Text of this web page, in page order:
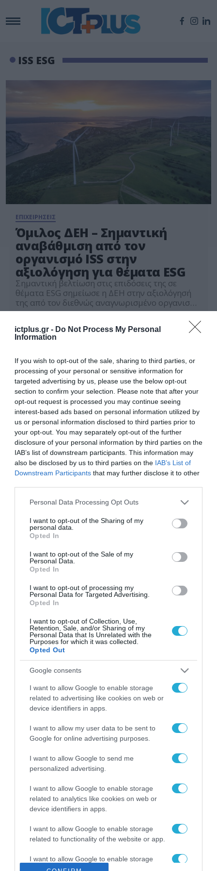
ictplus.gr - Do Not Process My Personal
Information
If you wish to opt-out of the sale, sharing to third parties, or
processing of your personal or sensitive information for
targeted advertising by us, please use the below opt-out
section to confirm your selection. Please note that after your
opt-out request is processed you may continue seeing
interest-based ads based on personal information utilized by
us or personal information disclosed to third parties prior to
your opt-out. You may separately opt-out of the further
disclosure of your personal information by third parties on the
IAB’s list of downstream participants. This information may
also be disclosed by us to third parties on the IAB’s List of
Downstream Participants that may further disclose it to other
Please note that this website/app uses one or more Google
not limited to your visit or usage behaviour. You may click to
grant or deny consent to Google and its third-party tags to
use your data for below specified purposes in below Google
consent section.
Personal Data Processing Opt Outs
I want to opt-out of the Sharing of my
personal data.
Opted In
I want to opt-out of the Sale of my
Personal Data.
Opted In
I want to opt-out of processing my
Personal Data for Targeted Advertising.
Opted In
I want to opt-out of Collection, Use,
Retention, Sale, and/or Sharing of my
Personal Data that Is Unrelated with the
Purposes for which it was collected.
Opted Out
Google consents
I want to allow Google to enable storage
related to advertising like cookies on web or
device identifiers in apps.
I want to allow my user data to be sent to
Google for online advertising purposes.
I want to allow Google to send me
personalized advertising.
I want to allow Google to enable storage
related to analytics like cookies on web or
device identifiers in apps.
I want to allow Google to enable storage
related to functionality of the website or app.
I want to allow Google to enable storage
related to personalization.
ISS ESG
ΕΠΙΧΕΙΡΗΣΕΙΣ
Όμιλος ΔΕΗ – Σημαντική
αναβάθμιση από τον
οργανισμό ISS στην
αξιολόγηση για θέματα ESG
Σημαντική βελτίωση στις επιδόσεις της σε
θέματα ESG σημείωσε η ΔΕΗ στην αξιολόγησή
της από τον διεθνώς αναγνωρισμένο οργανισμό
ISS. Το συνολικό performance score της ΔΕΗ
οδηγώντας σε αναβάθμιση της αξιολόγησης σε
«C+» από «C», ενισχύοντας τη θέση της ΔΕΗ
[…]
ΡΟΗ ΕΙΔΗΣΕΩΝ
Το χρηματοδοτούμενο
από την ΕΕ έργο “The
Gaming Police”
ενισχύει την ασφάλεια
των παιδιών στο
διαδίκτυο
31.07.2026
ΑΑΔΕ: Διευκρινίσεις
για τα πρόστιμα σε
αφορούν τους ΦΗΜ
Σ. Καλαφάτης: «Η
Τεχνητή Νοημοσύνη
δεν είναι απλώς μια
μια νέα βιομηχανική
επανάσταση»
Νέος οδηγός του ΕΚΤ
των ελληνικών